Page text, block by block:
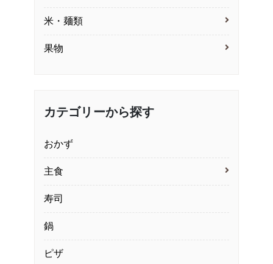
米・麺類
果物
カテゴリーから探す
おかず
主食
寿司
鍋
ピザ